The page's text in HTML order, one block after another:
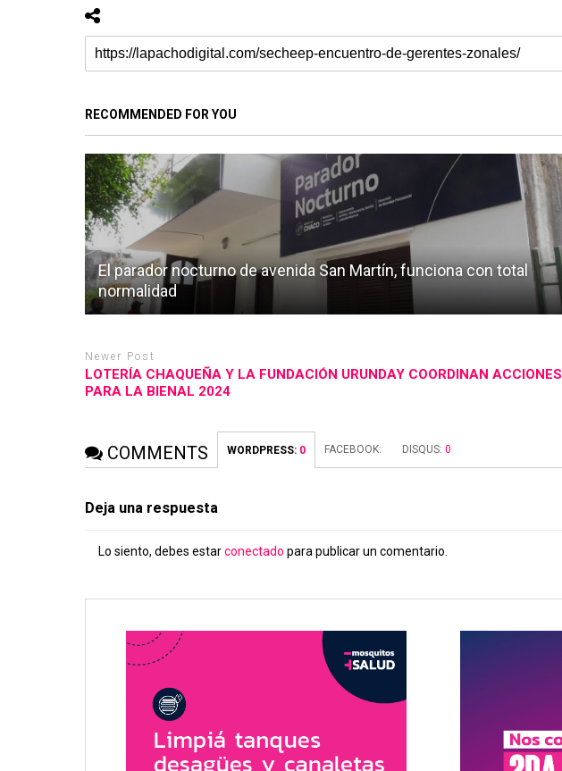
RECOMMENDED FOR YOU
El parador nocturno de avenida San Martín, funciona con total
normalidad
Newer Post
LOTERÍA CHAQUEÑA Y LA FUNDACIÓN URUNDAY COORDINAN ACCIONES
PARA LA BIENAL 2024
COMMENTS WORDPRESS: 0 FACEBOOK: DISQUS:0
Deja una respuesta
Lo siento, debes estarconectado para publicar un comentario.